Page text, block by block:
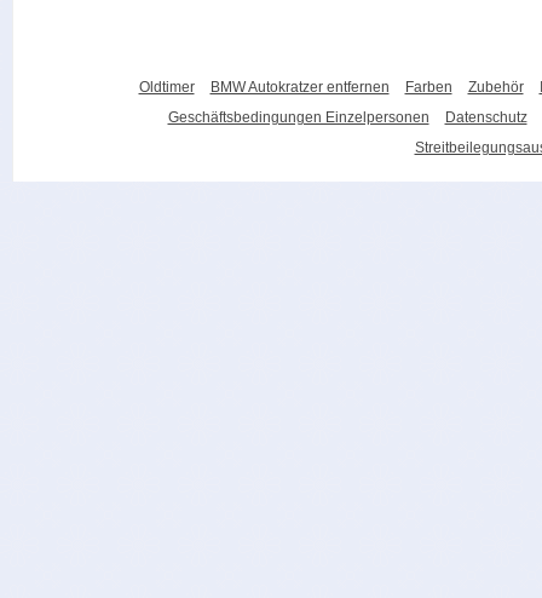
Oldtimer BMW Autokratzer entfernen Farben Zubehör
Geschäftsbedingungen Einzelpersonen
Datenschutz